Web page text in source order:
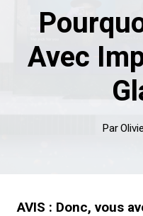
Avec
Par
AVIS : Donc, vous